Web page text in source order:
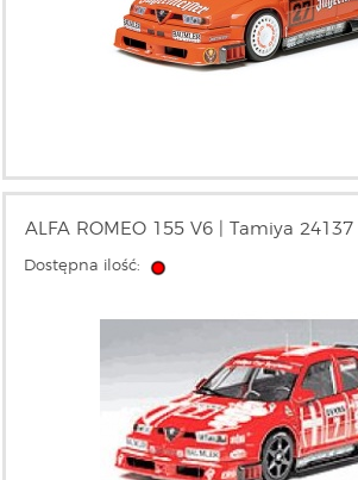
ALFA ROMEO 155 V6 | Tamiya 24137
Dostępna ilość: